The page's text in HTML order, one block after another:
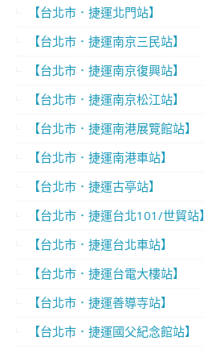
【台北市．捷運北門站】
【台北市．捷運南京三民站】
【台北市．捷運南京復興站】
【台北市．捷運南京松江站】
【台北市．捷運南港展覽館站】
【台北市．捷運南港車站】
【台北市．捷運古亭站】
【台北市．捷運台北101/世貿站】
【台北市．捷運台北車站】
【台北市．捷運台電大樓站】
【台北市．捷運善導寺站】
【台北市．捷運國父紀念館站】